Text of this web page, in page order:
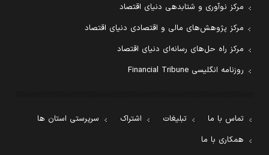
مرکز نوآوری و شتابدهی دنیای اقتصاد
مرکز پژوهش‌های مالی و اقتصادی دنیای اقتصاد
مرکز راه حل‌های رسانه‌ای دنیای اقتصاد
روزنامه انگلیسی Financial Tribune
تماس با ما تبلیغات اشتراک
سرپرستی استان ها
همکاری با ما